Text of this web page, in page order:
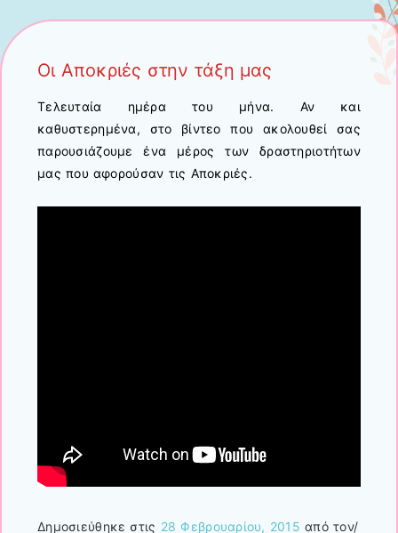
Οι Αποκριές στην τάξη μας
Τελευταία ημέρα του μήνα. Αν και
καθυστερημένα, στο βίντεο που ακολουθεί σας
παρουσιάζουμε ένα μέρος των δραστηριοτήτων
μας που αφορούσαν τις Αποκριές.
Δημοσιεύθηκε στις 28 Φεβρουαρίου, 2015 από τον/